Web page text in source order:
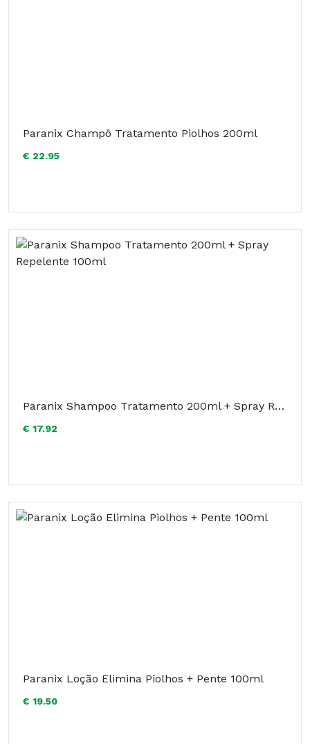
Paranix Champô Tratamento Piolhos 200ml
€ 22.95
Paranix Shampoo Tratamento 200ml + Spray Repelente 100ml
€ 17.92
Paranix Loção Elimina Piolhos + Pente 100ml
€ 19.50